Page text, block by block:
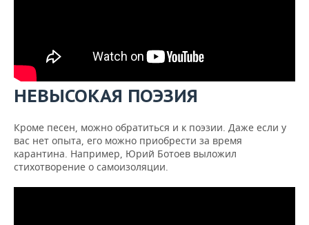
НЕВЫСОКАЯ ПОЭЗИЯ
Кроме песен, можно обратиться и к поэзии. Даже если у
вас нет опыта, его можно приобрести за время
карантина. Например, Юрий Ботоев выложил
стихотворение о самоизоляции.